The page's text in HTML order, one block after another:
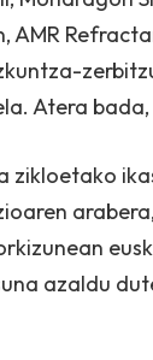
AMR
Atera
azaldu